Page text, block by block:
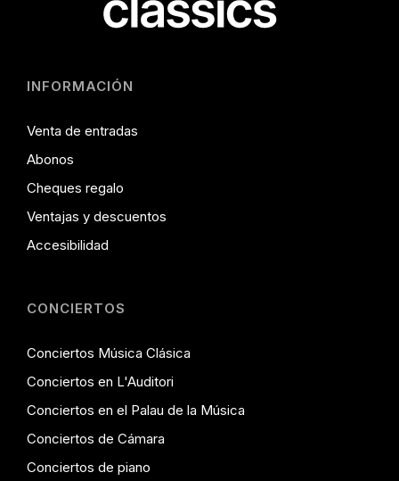
INFORMACIÓN
Venta de entradas
Abonos
Cheques regalo
Ventajas y descuentos
Accesibilidad
CONCIERTOS
Conciertos Música Clásica
Conciertos en L'Auditori
Conciertos en el Palau de la Música
Conciertos de Cámara
Conciertos de piano